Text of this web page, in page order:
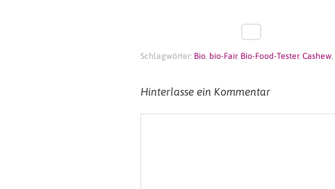
Schlagwörter: Bio, bio-Fair, Bio-Food-Tester, Cashew,
Hinterlasse ein Kommentar